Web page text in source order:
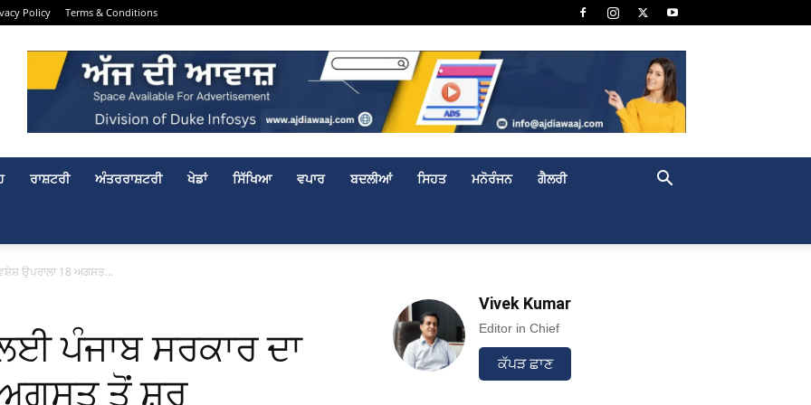
Policy Terms & Conditions
ਰਾਸ਼ਟਰੀ ਅੰਤਰਰਾਸ਼ਟਰੀ ਖੇਡਾਂ ਸਿੱਖਿਆ ਵਪਾਰ ਬਦਲੀਆਂ ਸਿਹਤ ਮਨੋਰੰਜਨ ਗੈਲਰੀ
ਉਪਰਾਲਾ 18 ਅਗਸਤ...
ਪੰਜਾਬ ਸਰਕਾਰ ਦਾ
ਅਗਸਤ ਤੋਂ ਸ਼ੁਰੂ
Vivek Kumar
Editor in Chief
ਕੱਪੜ ਛਾਣ